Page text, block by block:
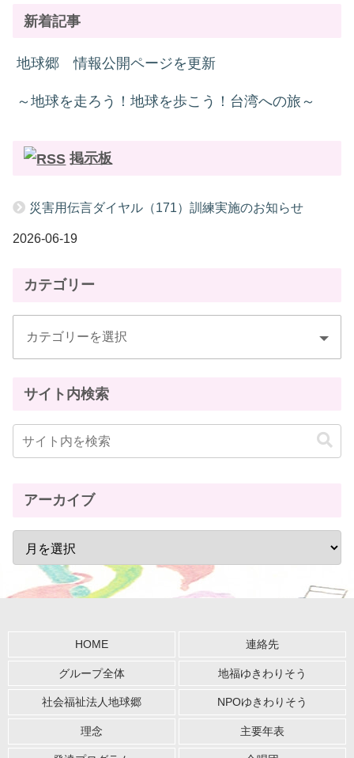
新着記事
地球郷 情報公開ページを更新
～地球を走ろう！地球を歩こう！台湾への旅～
掲示板
災害用伝言ダイヤル（171）訓練実施のお知らせ
2026-06-19
カテゴリー
サイト内検索
アーカイブ
HOME 連絡先
グループ全体 地福ゆきわりそう
社会福祉法人地球郷 NPOゆきわりそう
理念 主要年表